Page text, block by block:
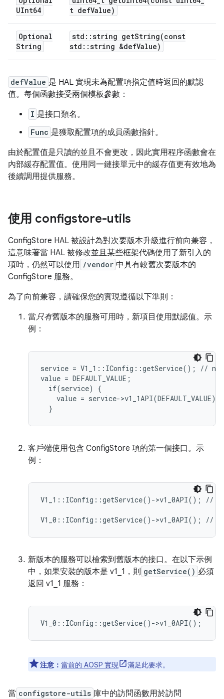
UInt64
t defValue)
Optional
String
std ::string getString(const
std ::string &defValue)
defValue 是 HAL 實現未為配置項指定值時返回的默認
值。每個函數接受兩個模板參數：
I 是接口類名。
Func 是獲取配置項的成員函數指針。
由於配置值是只讀的並且不會更改，因此實用程序函數會在
內部緩存配置值。使用同一鏈接單元中的緩存值更有效地為
後續調用提供服務。
使用 configstore-utils
ConfigStore HAL 被設計為對次要版本升級進行前向兼容，
這意味著當 HAL 被修改並且某些框架代碼使用了新引入的
項時，仍然可以使用 /vendor 中具有較舊次要版本的
ConfigStore 服務。
為了向前兼容，請確保您的實現遵循以下準則：
當只有舊版本的服務可用時，新項目使用默認值。示
例：
service = V1_1::IConfig::getService(); //
value = DEFAULT_VALUE;
  if(service) {
    value = service->v1_1API(DEFAULT_VALUE);
客戶端使用包含 ConfigStore 項的第一個接口。示
例：
V1_1::IConfig::getService()->v1_0API(); // NOT
新版本的服務可以檢索到舊版本的接口。在以下示例
中，如果安裝的版本是 v1_1，則 getService() 必須
返回 v1_1 服務：
注意： 當前的 AOSP 實現 滿足此要求。
當 configstore-utils 庫中的訪問函數用於訪問